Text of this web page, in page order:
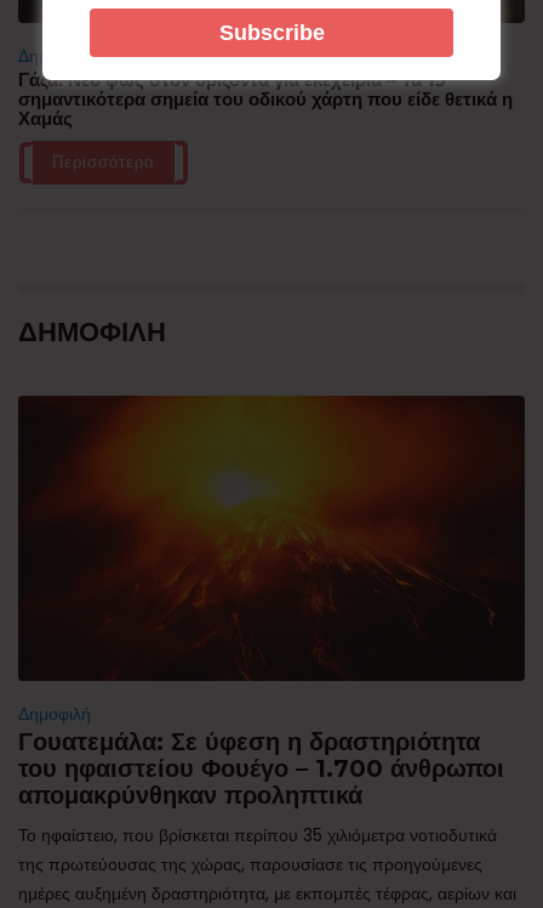
Δημοφιλή
Γάζα: Νέο φως στον ορίζοντα για εκεχειρία – Τα 15
σημαντικότερα σημεία του οδικού χάρτη που είδε θετικά η
Χαμάς
Περισσότερα
ΔΗΜΟΦΙΛΗ
Δημοφιλή
Γουατεμάλα: Σε ύφεση η δραστηριότητα
του ηφαιστείου Φουέγο – 1.700 άνθρωποι
απομακρύνθηκαν προληπτικά
Το ηφαίστειο, που βρίσκεται περίπου 35 χιλιόμετρα νοτιοδυτικά
της πρωτεύουσας της χώρας, παρουσίασε τις προηγούμενες
ημέρες αυξημένη δραστηριότητα, με εκπομπές τέφρας, αερίων και